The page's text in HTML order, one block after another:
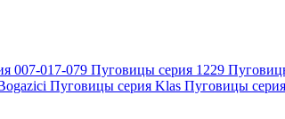
007-017-079 Пуговицы серия 1229
Пуговицы серия Klas Пуговицы